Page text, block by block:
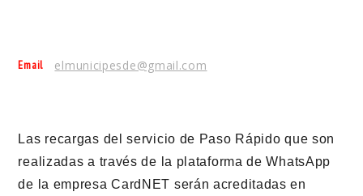
Email elmunicipesde@gmail.com
Las recargas del servicio de Paso Rápido que son
realizadas a través de la plataforma de WhatsApp
de la empresa CardNET serán acreditadas en